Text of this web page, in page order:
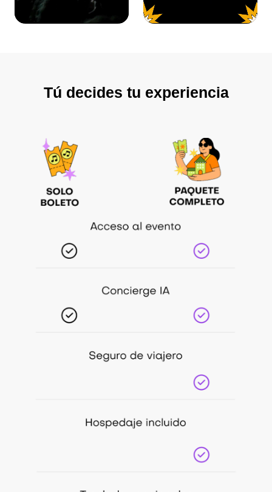
Tú decides tu experiencia